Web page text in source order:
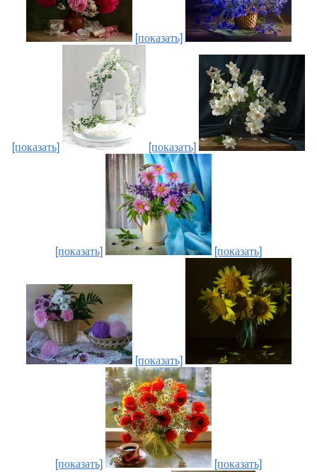
[показать]
[показать] [показать]
[показать] [показать]
[показать]
[показать] [показать]